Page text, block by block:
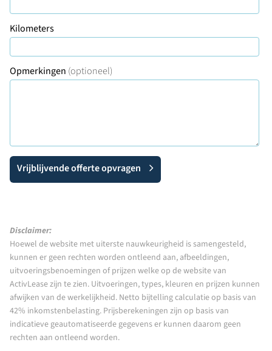
Kilometers
Opmerkingen (optioneel)
Vrijblijvende offerte opvragen
Disclaimer:
Hoewel de website met uiterste nauwkeurigheid is samengesteld,
kunnen er geen rechten worden ontleend aan, afbeeldingen,
uitvoeringsbenoemingen of prijzen welke op de website van
ActivLease zijn te zien. Uitvoeringen, types, kleuren en prijzen kunnen
afwijken van de werkelijkheid. Netto bijtelling calculatie op basis van
42% inkomstenbelasting. Prijsberekeningen zijn op basis van
indicatieve geautomatiseerde gegevens er kunnen daarom geen
rechten aan ontleend worden.